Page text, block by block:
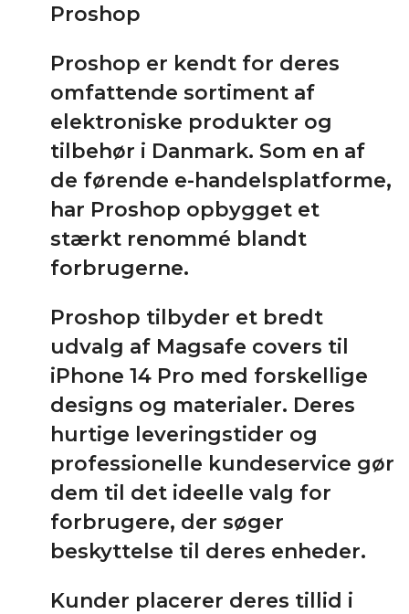
Proshop
Proshop er kendt for deres
omfattende sortiment af
elektroniske produkter og
tilbehør i Danmark. Som en af
de førende e-handelsplatforme,
har Proshop opbygget et
stærkt renommé blandt
forbrugerne.
Proshop tilbyder et bredt
udvalg af Magsafe covers til
iPhone 14 Pro med forskellige
designs og materialer. Deres
hurtige leveringstider og
professionelle kundeservice gør
dem til det ideelle valg for
forbrugere, der søger
beskyttelse til deres enheder.
Kunder placerer deres tillid i